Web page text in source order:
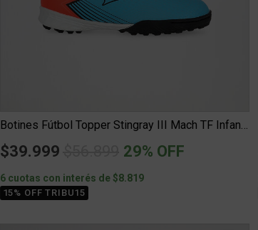
Botines Fútbol Topper Stingray III Mach TF Infantil
$39.999 Price reduced from
to
29% OFF
6 cuotas con interés de $8.819
15% OFF TRIBU15